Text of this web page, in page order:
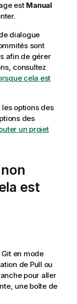
est Manual
.
dialogue
sont
afin de gérer
consultez
cela est
options des
des
un projet
est
en mode
de Pull ou
pour aller
une boîte de